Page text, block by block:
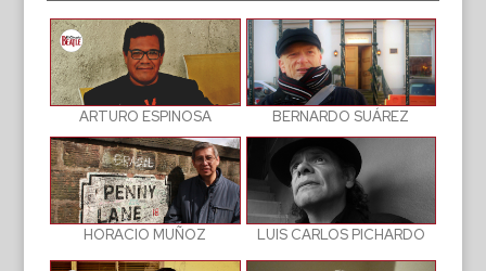
ARTURO ESPINOSA BERNARDO SUÁREZ
HORACIO MUÑOZ LUIS CARLOS PICHARDO